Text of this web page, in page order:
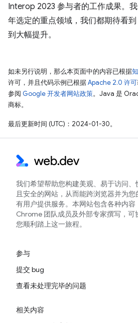
Interop 2023 参与者的工作成果。
年选定的重点领域，我们都期待看
到大幅提升。
如未另行说明，那么本页面中的内容已根据
许可，并且代码示例已根据Apache 2.0 许可
参阅 Google 开发者网站政策。Java 是
商标。
最后更新时间 (UTC)：2024-01-30。
我们希望帮助您构建美观、易于访问、
且安全的网站，从而能跨浏览器并为您
有用户提供服务。本网站包含各种内容
Chrome 团队成员及外部专家撰写，可
您顺利踏上这一旅程。
参与
提交 bug
查看未处理完毕的问题
相关内容